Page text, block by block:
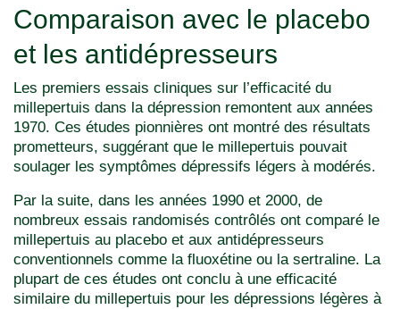
Comparaison avec le placebo
et les antidépresseurs
Les premiers essais cliniques sur l’efficacité du
millepertuis dans la dépression remontent aux années
1970. Ces études pionnières ont montré des résultats
prometteurs, suggérant que le millepertuis pouvait
soulager les symptômes dépressifs légers à modérés.
Par la suite, dans les années 1990 et 2000, de
nombreux essais randomisés contrôlés ont comparé le
millepertuis au placebo et aux antidépresseurs
conventionnels comme la fluoxétine ou la sertraline. La
plupart de ces études ont conclu à une efficacité
similaire du millepertuis pour les dépressions légères à